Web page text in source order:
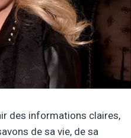
des informations claires,
de sa vie, de sa